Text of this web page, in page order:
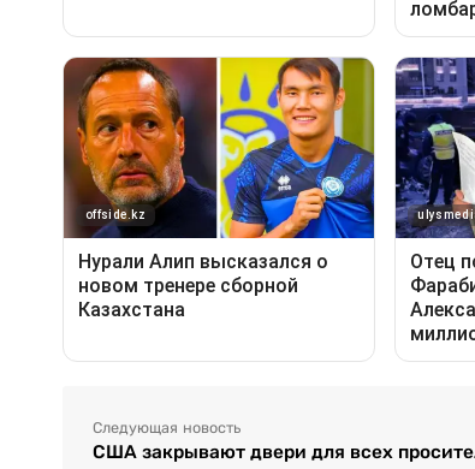
Следующая новость
США закрывают двери для всех